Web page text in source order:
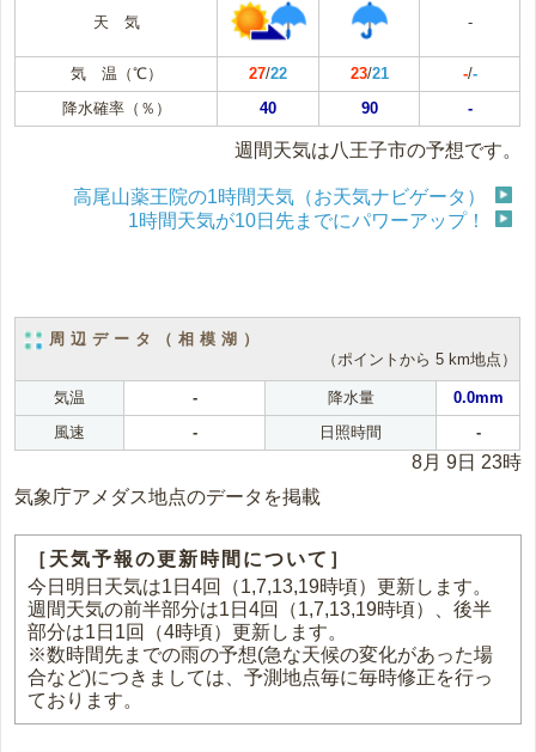
天 気 -
気 温（℃） 27/22 23/21 -/-
降水確率（％）
40 90 -
週間天気は八王子市の予想です。
高尾山薬王院の1時間天気（お天気ナビゲータ）
1時間天気が10日先までにパワーアップ！
周辺データ（相模湖）
（ポイントから 5 km地点）
気温 - 降水量
0.0mm
風速
- 日照時間 -
8月 9日 23時
気象庁アメダス地点のデータを掲載
［天気予報の更新時間について］
今日明日天気は1日4回（1,7,13,19時頃）更新します。
週間天気の前半部分は1日4回（1,7,13,19時頃）、後半
部分は1日1回（4時頃）更新します。
※数時間先までの雨の予想(急な天候の変化があった場
合など)につきましては、予測地点毎に毎時修正を行っ
ております。